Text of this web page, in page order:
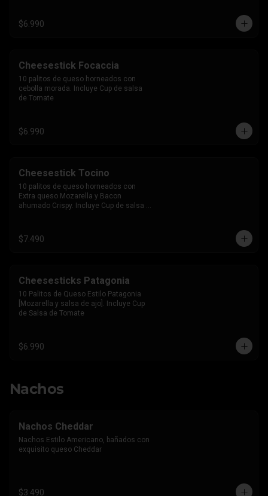
$6.990
Cheesestick Focaccia
10 palitos de queso horneados con
cebolla morada. Incluye Cup de salsa
de Tomate
$6.990
Cheesestick Tocino
10 palitos de queso horneados con
Extra queso Mozarella y Bacon
ahumado Crispy. Incluye Cup de salsa
$7.490
Cheesesticks Patagonia
10 Palitos de Queso Estilo Patagonia
[Mozarella y salsa de ajo]. Incluye Cup
de Salsa de Tomate
$6.990
Nachos
Nachos Cheddar
Nachos Estilo Americano, bañados con
exquisito queso Cheddar
$3.490